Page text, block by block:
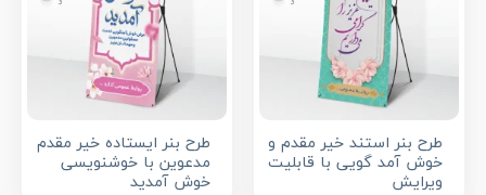
طرح بنر استند خیر مقدم و
خوش آمد گویی با قابلیت
ویرایش
طرح بنر ایستاده خیر مقدم
مدعوین با خوشنویسی
خوش آمدید